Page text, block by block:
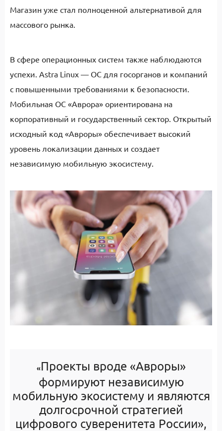
Магазин уже стал полноценной альтернативой для
массового рынка.
В сфере операционных систем также наблюдаются
успехи. Astra Linux — ОС для госорганов и компаний
с повышенными требованиями к безопасности.
Мобильная ОС «Аврора» ориентирована на
корпоративный и государственный сектор. Открытый
исходный код «Авроры» обеспечивает высокий
уровень локализации данных и создает
независимую мобильную экосистему.
«Проекты вроде «Авроры»
формируют независимую
мобильную экосистему и являются
долгосрочной стратегией
цифрового суверенитета России»,